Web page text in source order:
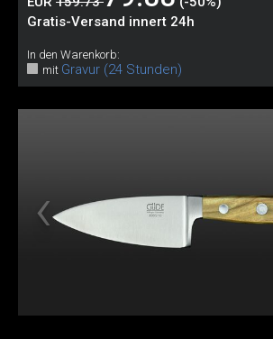
Gratis-Versand innert 24h
In den Warenkorb:
mit Gravur (24 Stunden)